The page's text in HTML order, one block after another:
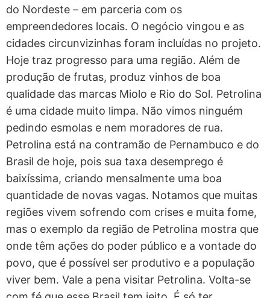
do Nordeste – em parceria com os
empreendedores locais. O negócio vingou e as
cidades circunvizinhas foram incluídas no projeto.
Hoje traz progresso para uma região. Além de
produção de frutas, produz vinhos de boa
qualidade das marcas Miolo e Rio do Sol. Petrolina
é uma cidade muito limpa. Não vimos ninguém
pedindo esmolas e nem moradores de rua.
Petrolina está na contramão de Pernambuco e do
Brasil de hoje, pois sua taxa desemprego é
baixíssima, criando mensalmente uma boa
quantidade de novas vagas. Notamos que muitas
regiões vivem sofrendo com crises e muita fome,
mas o exemplo da região de Petrolina mostra que
onde têm ações do poder público e a vontade do
povo, que é possível ser produtivo e a população
viver bem. Vale a pena visitar Petrolina. Volta-se